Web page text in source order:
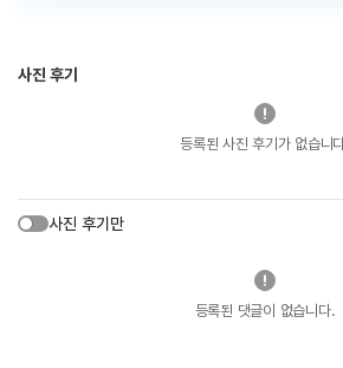
사진 후기
등록된 사진 후기가 없습니
사진 후기만
등록된 댓글이 없습니다.